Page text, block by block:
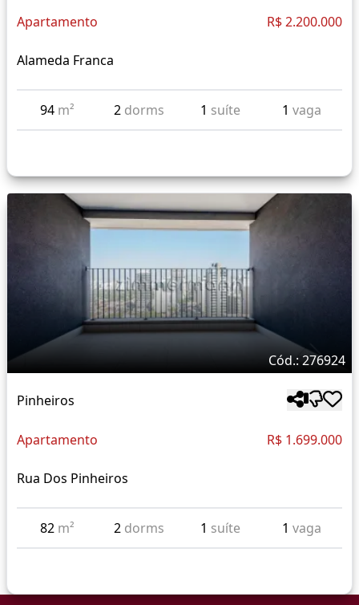
Apartamento R$ 2.200.000
Alameda Franca
94 m² 2 dorms 1 suíte 1 vaga
Cód.: 276924
Pinheiros
Apartamento R$ 1.699.000
Rua Dos Pinheiros
82 m² 2 dorms 1 suíte 1 vaga